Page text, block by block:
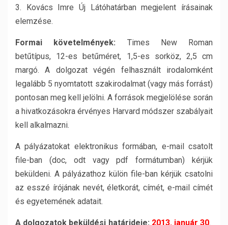
3. Kovács Imre Új Látóhatárban megjelent írásainak
elemzése.
Formai követelmények: Times New Roman
betűtípus, 12-es betűméret, 1,5-es sorköz, 2,5 cm
margó. A dolgozat végén felhasznált irodalomként
legalább 5 nyomtatott szakirodalmat (vagy más forrást)
pontosan meg kell jelölni. A források megjelölése során
a hivatkozásokra érvényes Harvard módszer szabályait
kell alkalmazni.
A pályázatokat elektronikus formában, e-mail csatolt
file-ban (doc, odt vagy pdf formátumban) kérjük
beküldeni. A pályázathoz külön file-ban kérjük csatolni
az esszé írójának nevét, életkorát, címét, e-mail címét
és egyetemének adatait.
A dolgozatok beküldési határideje: 2013. január 30.